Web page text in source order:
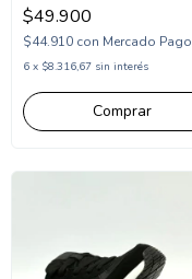
(BB6008/1NBL)
$49.900
$44.910 con Mercado Pago
6 x $8.316,67 sin interés
Comprar